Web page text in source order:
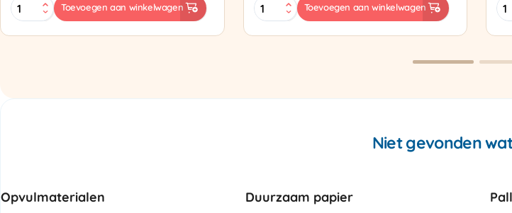
PAK'R
Toevoegen aan winkelwagen
ZP97
Toevoegen aan winkelwagen
Niet gevonden
Opvulmaterialen Duurzaam papier